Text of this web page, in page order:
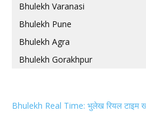
Bhulekh Varanasi
Bhulekh Pune
Bhulekh Agra
Bhulekh Gorakhpur
Bhulekh Real Time: भुलेख रियल टाइम